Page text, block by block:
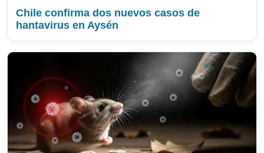
Chile confirma dos nuevos casos de
hantavirus en Aysén